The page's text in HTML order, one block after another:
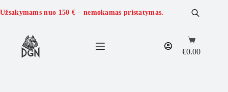
to
Užsakymams nuo 150 € – nemokamas pristatymas.
Shopping
cart
€0.00